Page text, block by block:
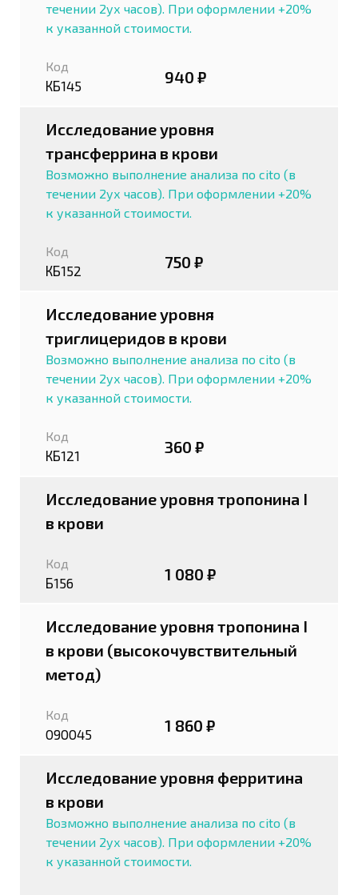
течении 2ух часов). При оформлении +20%
к указанной стоимости.
Код
КБ145 940 ₽
Исследование уровня
трансферрина в крови
Возможно выполнение анализа по cito (в
течении 2ух часов). При оформлении +20%
к указанной стоимости.
Код
КБ152 750 ₽
Исследование уровня
триглицеридов в крови
Возможно выполнение анализа по cito (в
течении 2ух часов). При оформлении +20%
к указанной стоимости.
Код
КБ121 360 ₽
Исследование уровня тропонина I
в крови
Код
Б156 1 080 ₽
Исследование уровня тропонина I
в крови (высокочувствительный
метод)
Код
090045 1 860 ₽
Исследование уровня ферритина
в крови
Возможно выполнение анализа по cito (в
течении 2ух часов). При оформлении +20%
к указанной стоимости.